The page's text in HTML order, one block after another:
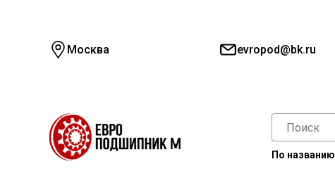
Москва evropod@bk.ru
По названию